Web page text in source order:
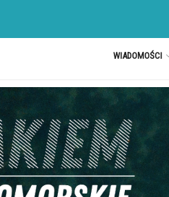
WIADOMOŚCI